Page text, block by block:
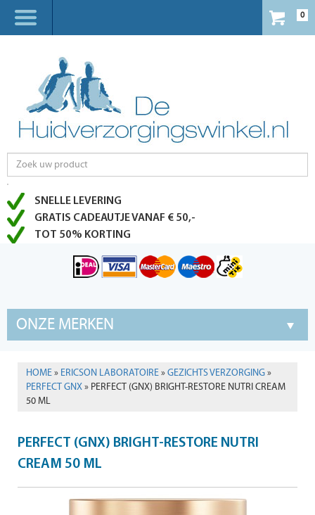
0
SNELLE LEVERING
GRATIS CADEAUTJE VANAF € 50,-
TOT 50% KORTING
ONZE MERKEN
HOME» ERICSON LABORATOIRE»GEZICHTS VERZORGING»
PERFECT GNX» PERFECT (GNX) BRIGHT-RESTORE NUTRI CREAM
50 ML
PERFECT (GNX) BRIGHT-RESTORE NUTRI
CREAM 50 ML